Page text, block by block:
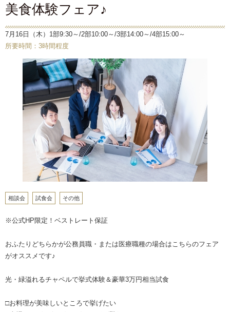
美食体験フェア♪
7月16日（木）1部9:30～/2部10:00～/3部14:00～/4部15:00～
所要時間：3時間程度
相談会 試食会 その他
※公式HP限定！ベストレート保証
おふたりどちらかが公務員職・または医療職種の場合はこちらのフェア
がオススメです♪
光・緑溢れるチャペルで挙式体験＆豪華3万円相当試食
□お料理が美味しいところで挙げたい